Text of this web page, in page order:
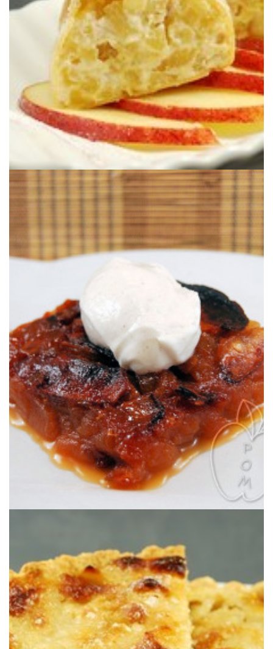
RETO TARTA DE MANZANA: TARTA
DE MANZANA & RICOTTA EN UN CREP
RETO TARTA DE MANZANA: ¿TARTA?
100% MANZANA Y (CASI) NADA MÁS
Un postre 100% manzana donde láminas finas de manzana confitan
en el horno muy suave durante horas para un postre ligero por todo lo